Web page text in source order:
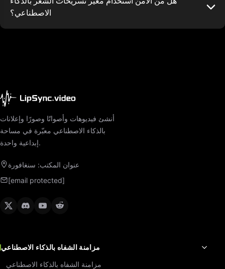
الاصطناعي؟
أنشئ فيديوهات وأصواتًا وصورًا وإعلانات
بالذكاء الاصطناعي معبّرة في مساحة
إبداعية واحدة.
عنوان المكتب: سنغافورة
[email protected]
مزامنة الشفاه بالذكاء الاصطناعي
مزامنة الشفاه بالذكاء الاصطناعي